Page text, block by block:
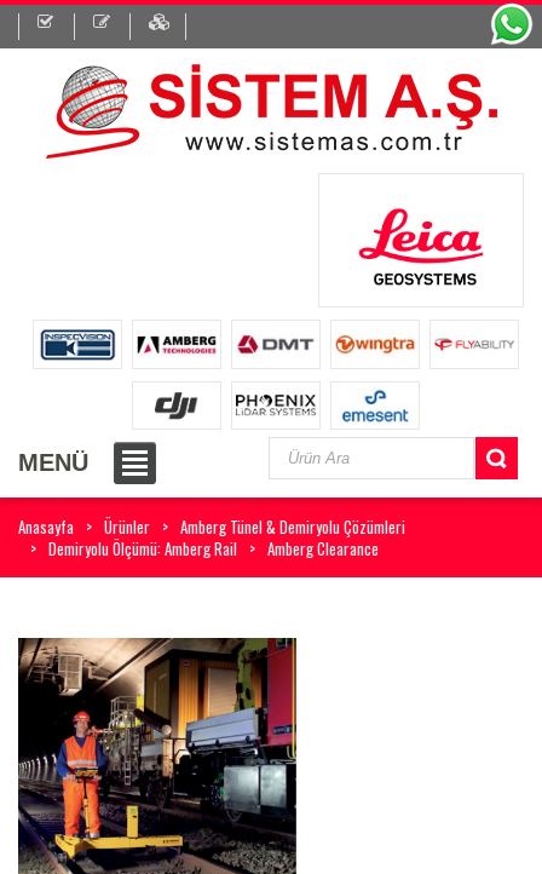
MENÜ
Anasayfa Ürünler
Amberg Tünel & Demiryolu Çözümleri
Demiryolu Ölçümü: Amberg Rail
Amberg Clearance